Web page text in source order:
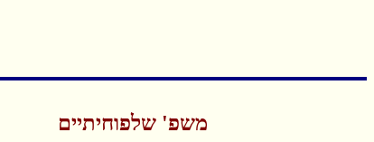
משפ' שלפוחיתיים